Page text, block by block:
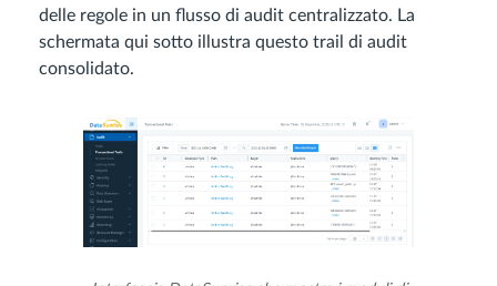
delle regole in un flusso di audit centralizzato. La
schermata qui sotto illustra questo trail di audit
consolidato.